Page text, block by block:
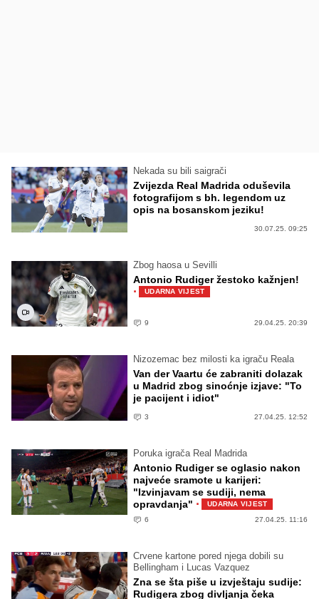
Nekada su bili saigrači
Zvijezda Real Madrida oduševila
fotografijom s bh. legendom uz
opis na bosanskom jeziku!
30.07.25. 09:25
Zbog haosa u Sevilli
Antonio Rudiger žestoko kažnjen!
· UDARNA VIJEST
9 29.04.25. 20:39
Nizozemac bez milosti ka igraču Reala
Van der Vaartu će zabraniti dolazak
u Madrid zbog sinoćnje izjave: "To
je pacijent i idiot"
3 27.04.25. 12:52
Poruka igrača Real Madrida
Antonio Rudiger se oglasio nakon
najveće sramote u karijeri:
"Izvinjavam se sudiji, nema
opravdanja" ·
UDARNA VIJEST
6
27.04.25. 11:16
Crvene kartone pored njega dobili su
Bellingham i Lucas Vazquez
Zna se šta piše u izvještaju sudije:
Rudigera zbog divljanja čeka